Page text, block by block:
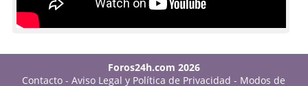
Foros24h.com 2026
Contacto -Aviso Legal y Política de Privacidad - Modos de